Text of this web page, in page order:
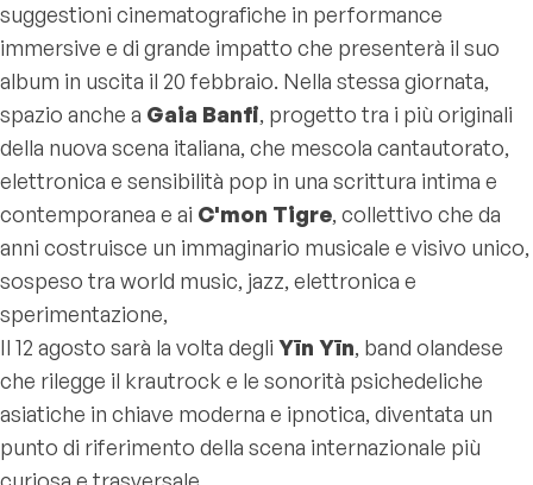
suggestioni cinematografiche in performance
immersive e di grande impatto che presenterà il suo
album in uscita il 20 febbraio. Nella stessa giornata,
spazio anche a Gaia Banfi, progetto tra i più originali
della nuova scena italiana, che mescola cantautorato,
elettronica e sensibilità pop in una scrittura intima e
contemporanea e ai C'mon Tigre, collettivo che da
anni costruisce un immaginario musicale e visivo unico,
sospeso tra world music, jazz, elettronica e
sperimentazione,
Il 12 agosto sarà la volta degli Yīn Yīn, band olandese
che rilegge il krautrock e le sonorità psichedeliche
asiatiche in chiave moderna e ipnotica, diventata un
punto di riferimento della scena internazionale più